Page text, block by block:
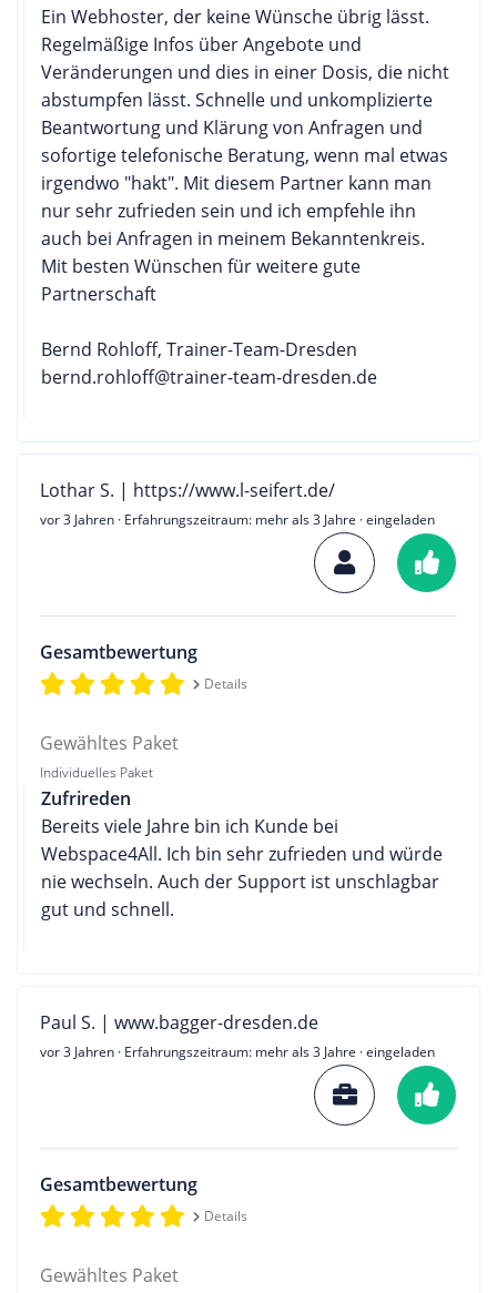
Ein Webhoster, der keine Wünsche übrig lässt.
Regelmäßige Infos über Angebote und
Veränderungen und dies in einer Dosis, die nicht
abstumpfen lässt. Schnelle und unkomplizierte
Beantwortung und Klärung von Anfragen und
sofortige telefonische Beratung, wenn mal etwas
irgendwo "hakt". Mit diesem Partner kann man
nur sehr zufrieden sein und ich empfehle ihn
auch bei Anfragen in meinem Bekanntenkreis.
Mit besten Wünschen für weitere gute
Partnerschaft
Bernd Rohloff, Trainer-Team-Dresden
bernd.rohloff@trainer-team-dresden.de
Lothar S. | https://www.l-seifert.de/
vor 3 Jahren · Erfahrungszeitraum: mehr als 3 Jahre · eingeladen
Gesamtbewertung
Details
Gewähltes Paket
Individuelles Paket
Zufrireden
Bereits viele Jahre bin ich Kunde bei
Webspace4All. Ich bin sehr zufrieden und würde
nie wechseln. Auch der Support ist unschlagbar
gut und schnell.
Paul S. | www.bagger-dresden.de
vor 3 Jahren · Erfahrungszeitraum: mehr als 3 Jahre · eingeladen
Gesamtbewertung
Details
Gewähltes Paket